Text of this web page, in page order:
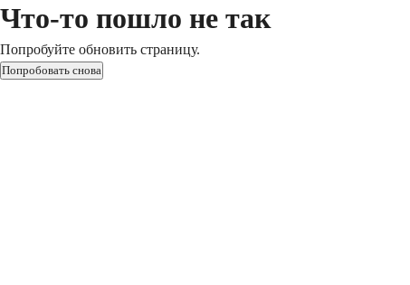
Что-то пошло не так
Попробуйте обновить страницу.
Попробовать снова